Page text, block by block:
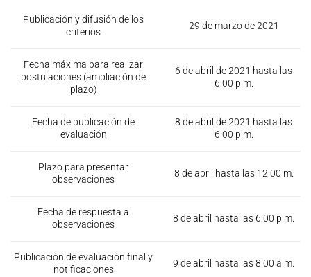
Publicación y difusión de los
criterios
29 de marzo de 2021
Fecha máxima para realizar
postulaciones (ampliación de
plazo)
6 de abril de 2021 hasta las
6:00 p.m.
Fecha de publicación de
evaluación
8 de abril de 2021 hasta las
6:00 p.m.
Plazo para presentar
observaciones
8 de abril hasta las 12:00 m.
Fecha de respuesta a
observaciones
8 de abril hasta las 6:00 p.m.
Publicación de evaluación final y
notificaciones
9 de abril hasta las 8:00 a.m.